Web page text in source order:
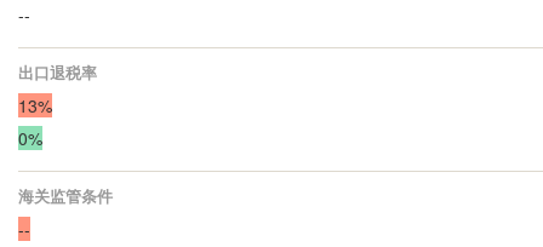
--
出口退税率
13%
0%
海关监管条件
--